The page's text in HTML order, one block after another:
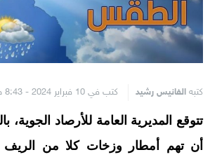
كتبه الفانيس رشيد كتب في 10 فبراير 2024 - 8:43 ص
تتوقع المديرية العامة للأرصاد الجوية،
أن تهم أمطار وزخات كلا من